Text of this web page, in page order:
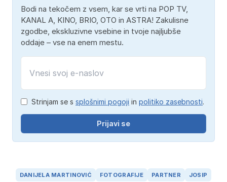
Bodi na tekočem z vsem, kar se vrti na POP TV,
KANAL A, KINO, BRIO, OTO in ASTRA! Zakulisne
zgodbe, ekskluzivne vsebine in tvoje najljubše
oddaje – vse na enem mestu.
Strinjam se s splošnimi pogoji in politiko zasebnosti.
Prijavi se
DANIJELA MARTINOVIĆ FOTOGRAFIJE PARTNER JOSIP